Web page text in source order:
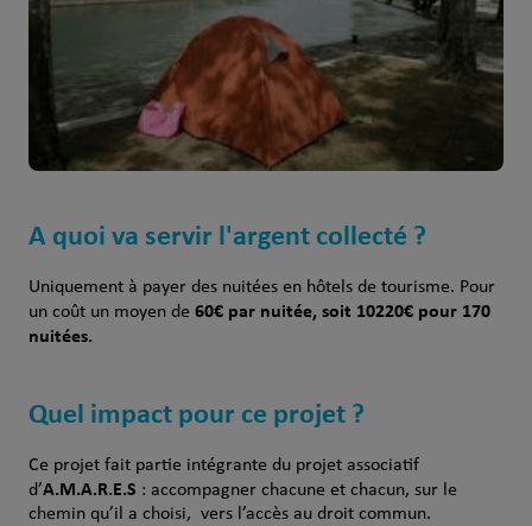
A quoi va servir l'argent collecté ?
Uniquement à payer des nuitées en hôtels de tourisme. Pour
un coût un moyen de 60€ par nuitée, soit 10220€ pour 170
nuitées.
Quel impact pour ce projet ?
Ce projet fait partie intégrante du projet associatif
d’A.M.A.R.E.S : accompagner chacune et chacun, sur le
chemin qu’il a choisi, vers l’accès au droit commun.